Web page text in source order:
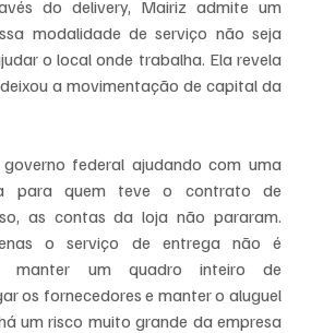
do delivery, Mairiz admite um
modalidade de serviço não seja
o local onde trabalha. Ela revela
a movimentação de capital da
federal ajudando com uma
para quem teve o contrato de
as contas da loja não pararam.
o serviço de entrega não é
manter um quadro inteiro de
os fornecedores e manter o aluguel
um risco muito grande da empresa